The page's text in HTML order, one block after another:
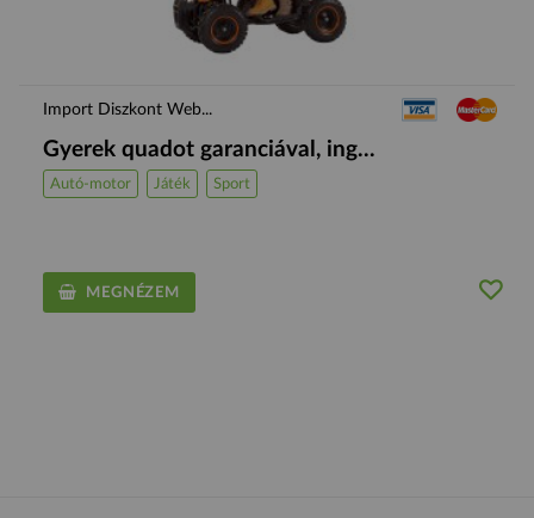
Import Diszkont Web...
Gyerek quadot garanciával, ing...
Autó-motor Játék Sport
MEGNÉZEM